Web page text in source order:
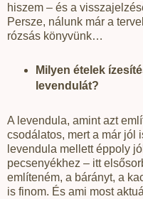
hiszem – és a
Persze, nálunk már a
rózsás könyvünk…
Milyen ételek
levendulát?
A levendula, amint azt
csodálatos, mert a már jól
levendula mellett éppoly
pecsenyékhez – itt
említeném, a bárányt, a
is finom. És ami most